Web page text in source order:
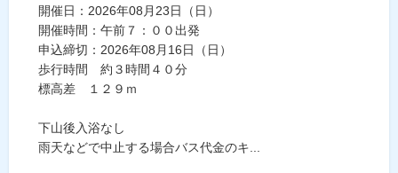
開催日：2026年08月23日（日）
開催時間：午前７：００出発
申込締切：2026年08月16日（日）
歩行時間 約３時間４０分
標高差 １２９ｍ
下山後入浴なし
雨天などで中止する場合バス代金のキ...